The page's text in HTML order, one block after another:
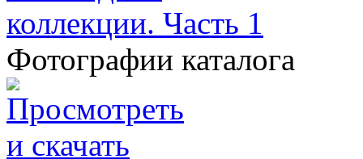
Фотографии каталога